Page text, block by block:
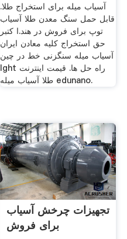
آسیاب میله برای استخراج طلا.
قابل حمل سنگ معدن طلا آسیاب
توپ برای فروش در هند.ا کتبر
حق استخراج کلیه معادن ایران
آسیاب میله سنگزنی خط در چین
lght راه حل ها. قیمت اینترنت
طلا آسیاب میله edunano.
تجهیزات چرخش آسیاب
برای فروش